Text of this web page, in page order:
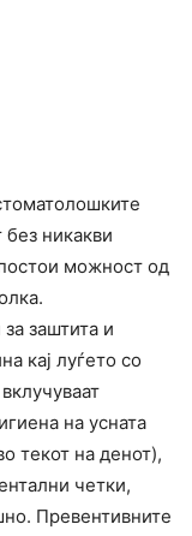
никакви
можност од
заштита и
кај луѓето со
на усната
текот на денот),
четки,
Превентивните